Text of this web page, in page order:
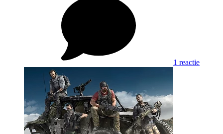
1 reactie